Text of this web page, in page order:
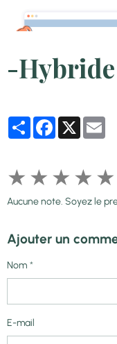
-
PartagerFacebook
X
★ ★ ★ ★ ★
Aucune note. Soyez le
Ajouter un
Nom
E-mail